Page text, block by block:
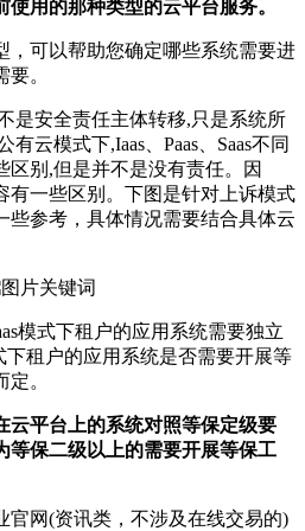
用的那种类型的云平台服务。
可以帮助您确定哪些系统需要进
。
安全责任主体转移,只是系统所
云模式下,Iaas、Paas、Saas不同
区别,但是并不是没有责任。因
有一些区别。下图是针对上诉模式
些参考，具体情况需要结合具体云
模式下租户的应用系统需要独立
下租户的应用系统是否需要开展等
。
云平台上的系统对照等保定级要
等保二级以上的需要开展等保工
官网(资讯类，不涉及在线交易的)